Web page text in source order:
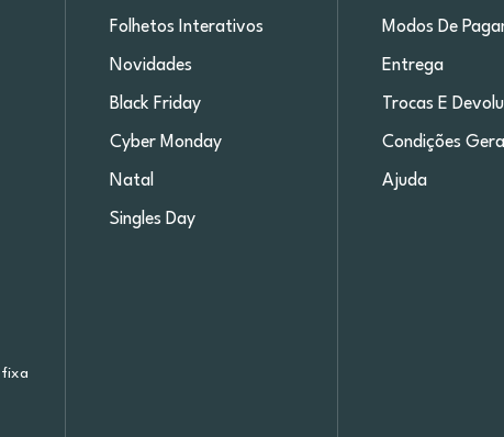
fixa
Folhetos Interativos
Novidades
Black Friday
Cyber Monday
Natal
Singles Day
Modos De
Entrega
Trocas E
Condições
Ajuda